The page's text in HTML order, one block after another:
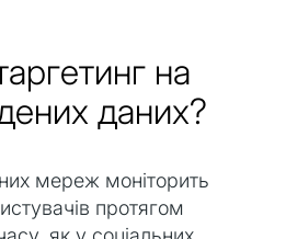
на
даних?
мереж моніторить
протягом